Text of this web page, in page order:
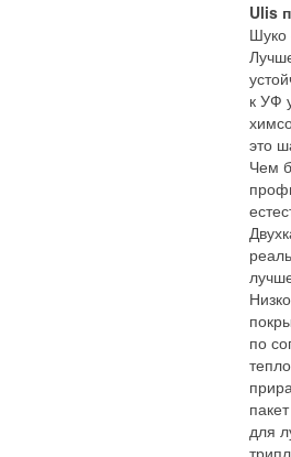
Ulis
Шуко
к УФ
это
Чем
по
для